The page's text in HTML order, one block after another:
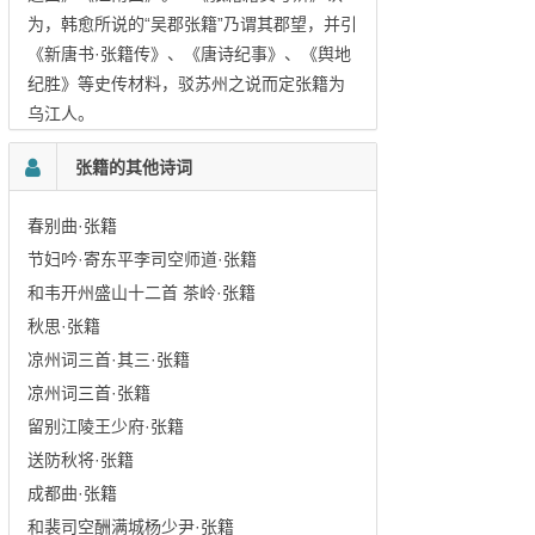
为，韩愈所说的“吴郡张籍”乃谓其郡望，并引
《新唐书·张籍传》、《唐诗纪事》、《舆地
纪胜》等史传材料，驳苏州之说而定张籍为
乌江人。
张籍的其他诗词
春别曲·张籍
节妇吟·寄东平李司空师道·张籍
和韦开州盛山十二首 茶岭·张籍
秋思·张籍
凉州词三首·其三·张籍
凉州词三首·张籍
留别江陵王少府·张籍
送防秋将·张籍
成都曲·张籍
和裴司空酬满城杨少尹·张籍